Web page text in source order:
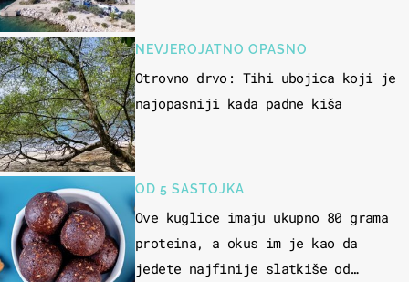
NEVJEROJATNO OPASNO
Otrovno drvo: Tihi ubojica koji je
najopasniji kada padne kiša
OD 5 SASTOJKA
Ove kuglice imaju ukupno 80 grama
proteina, a okus im je kao da
jedete najfinije slatkiše od